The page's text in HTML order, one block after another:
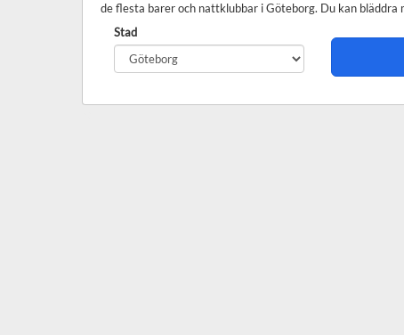
de flesta barer och nattklubbar i Göteborg. Du kan
Stad